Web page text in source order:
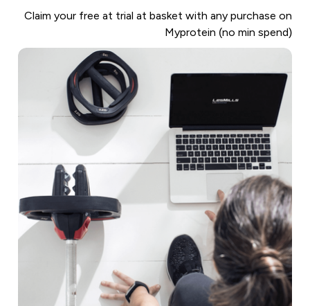
Claim your free at trial at basket with any purchase on
Myprotein (no min spend)